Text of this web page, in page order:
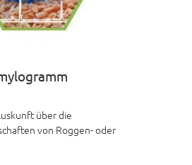
über die
von Roggen- oder